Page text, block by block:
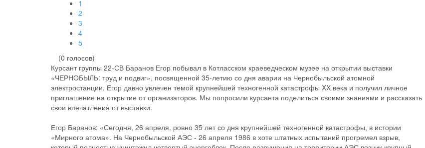
1
2
3
4
5
(0 голосов)
Курсант группы 22-СВ Баранов Егор побывал в Котласском краеведческом музее на открытии выставки
«ЧЕРНОБЫЛЬ: труд и подвиг», посвященной 35-летию со дня аварии на Чернобыльской атомной
электростанции. Егор давно увлечен темой крупнейшей техногенной катастрофы XX века и получил личное
приглашение на открытие от организаторов. Мы попросили курсанта поделиться своими знаниями и рассказать
свои впечатления от выставки.
Егор Баранов: «Сегодня, 26 апреля, ровно 35 лет со дня крупнейшей техногенной катастрофы, в истории
«Мирного атома». На Чернобыльской АЭС - 26 апреля 1986 в хоте штатных испытаний прогремел взрыв,